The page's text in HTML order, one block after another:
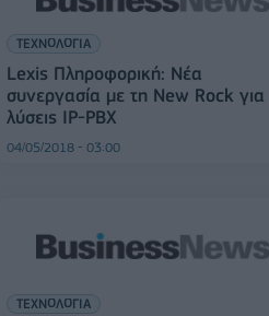
ΤΕΧΝΟΛΟΓΙΑ
Lexis Πληροφορική: Νέα
συνεργασία με τη New Rock για
λύσεις IP-PBX
04/05/2018 - 03:00
ΤΕΧΝΟΛΟΓΙΑ